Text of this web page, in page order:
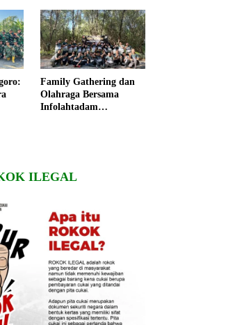
Family Gathering dan
Olahraga Bersama
Infolahtadam
ILEGAL